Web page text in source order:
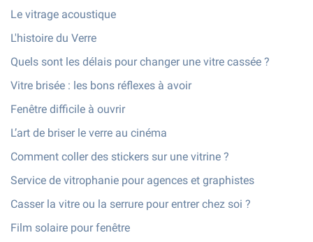
Le vitrage acoustique
L'histoire du Verre
Quels sont les délais pour changer une vitre cassée ?
Vitre brisée : les bons réflexes à avoir
Fenêtre difficile à ouvrir
L’art de briser le verre au cinéma
Comment coller des stickers sur une vitrine ?
Service de vitrophanie pour agences et graphistes
Casser la vitre ou la serrure pour entrer chez soi ?
Film solaire pour fenêtre